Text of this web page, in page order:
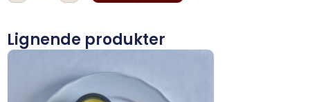
Lignende produkter